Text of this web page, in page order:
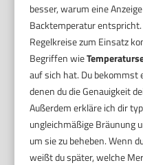
besser, warum eine
Backtemperatur
Regelkreise zum Einsatz
Begriffen wie
auf sich hat. Du bekommst
denen du die Genauigkeit
Außerdem erkläre ich dir
ungleichmäßige Bräunung
um sie zu beheben. Wenn
weißt du später, welche